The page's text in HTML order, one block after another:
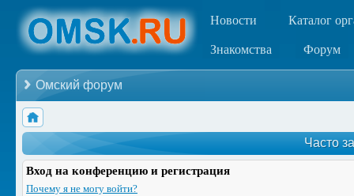
Новости Каталог
Знакомства Форум
Омский форум
Часто
Вход на конференцию и регистрация
Почему я не могу войти?